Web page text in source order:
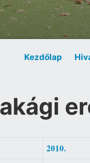
Kezdőlap
2010.